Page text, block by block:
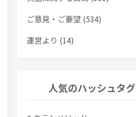
ご意見・ご要望 (534)
運営より (14)
人気のハッシュタグ